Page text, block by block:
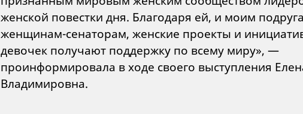
женской повестки дня. Благодаря ей, и моим
женщинам-сенаторам, женские проекты и
девочек получают поддержку по всему миру», —
проинформировала в ходе своего выступления
Владимировна.